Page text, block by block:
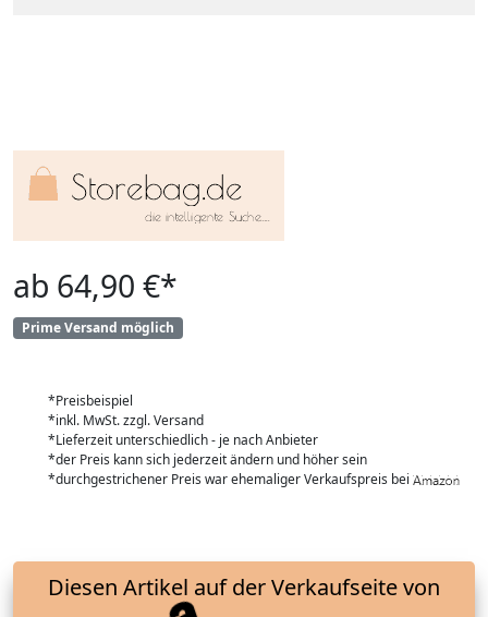
ab 64,90 €*
Prime Versand möglich
*Preisbeispiel
*inkl. MwSt. zzgl. Versand
*Lieferzeit unterschiedlich - je nach Anbieter
*der Preis kann sich jederzeit ändern und höher sein
*durchgestrichener Preis war ehemaliger Verkaufspreis bei